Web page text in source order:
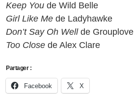
Keep You de Wild Belle
Girl Like Me de Ladyhawke
Don’t Say Oh Wellde Grouplove
Too Close de Alex Clare
Partager :
Facebook X